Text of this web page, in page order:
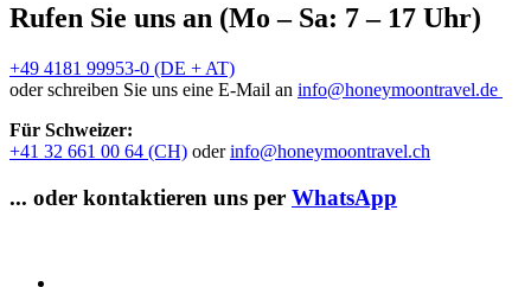
Rufen Sie uns an (Mo – Sa: 7 – 17 Uhr)
+49 4181 99953-0 (DE + AT)
oder schreiben Sie uns eine E-Mail an info@honeymoontravel.de
Für Schweizer:
+41 32 661 00 64 (CH) oderinfo@honeymoontravel.ch
... oder kontaktieren uns per WhatsApp